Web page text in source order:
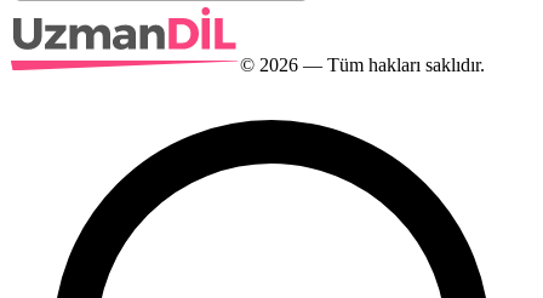
© 2026 — Tüm hakları saklıdır.